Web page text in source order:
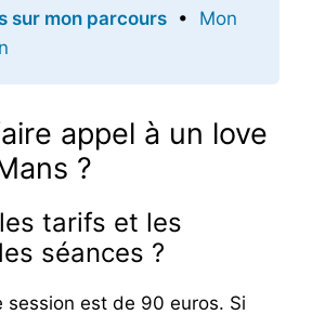
sur mon parcours • Mon
appel à un love
?
tarifs et les
séances ?
session est de 90 euros. Si